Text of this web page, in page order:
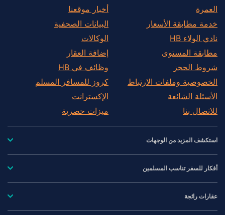
العمرة
خدمة مطابقة الأسعار
نادي الولاء HB
مطابقة المستوى
شروط الحجز
الخصوصية وملفات الارتباط
الأسئلة الشائعة
للاتصال بنا
أخبار موقعنا
البيانات الصحفية
الوكالات
إضافة العقار
وظائف في HB
كروز للمسافر المسلم
الإكسترانت
ميزات حصرية
استكشف المزيد من الوجهات
أفكار للسفر تناسب المسلمين
عقارات رائجة